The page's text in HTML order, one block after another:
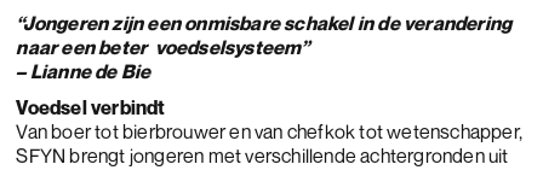
“Jongeren zijn een onmisbare schakel in de verandering
naar een beter voedselsysteem”
– Lianne de Bie
Voedsel verbindt
Van boer tot bierbrouwer en van chefkok tot wetenschapper,
SFYN brengt jongeren met verschillende achtergronden uit